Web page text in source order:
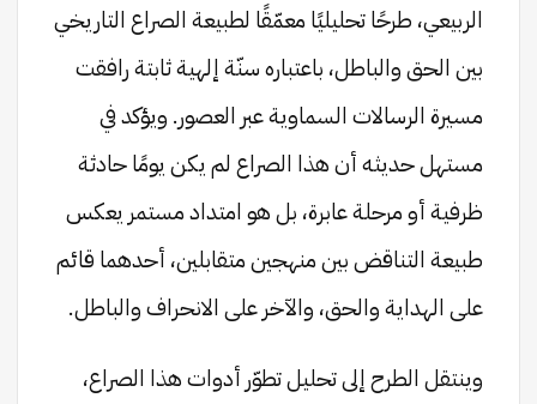
الربيعي، طرحًا تحليليًا معمّقًا لطبيعة الصراع التاريخي
بين الحق والباطل، باعتباره سنّة إلهية ثابتة رافقت
مسيرة الرسالات السماوية عبر العصور. ويؤكد في
مستهل حديثه أن هذا الصراع لم يكن يومًا حادثة
ظرفية أو مرحلة عابرة، بل هو امتداد مستمر يعكس
طبيعة التناقض بين منهجين متقابلين، أحدهما قائم
على الهداية والحق، والآخر على الانحراف والباطل.
وينتقل الطرح إلى تحليل تطوّر أدوات هذا الصراع،